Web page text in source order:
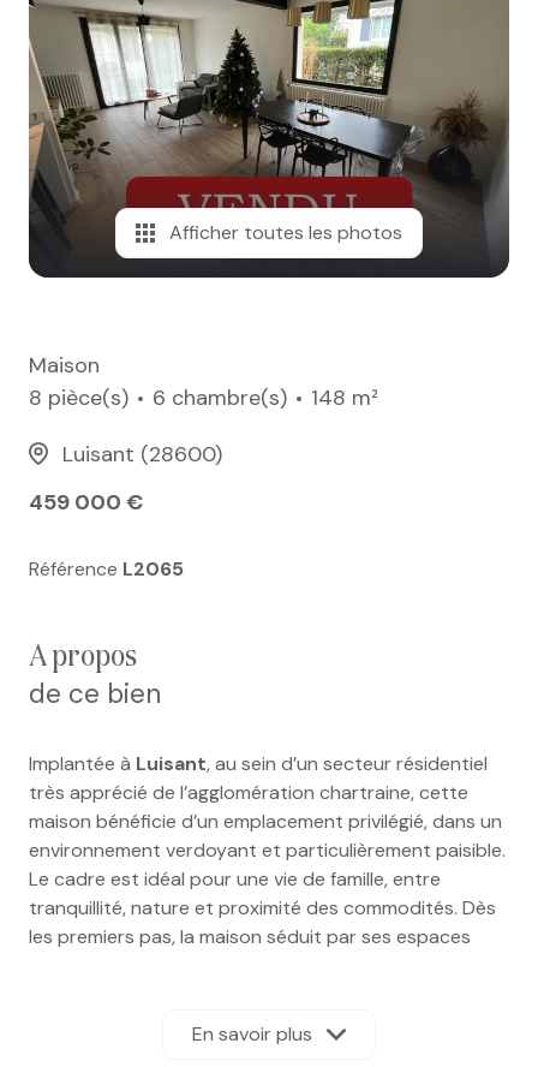
e-mail
notre
agence
nos
honoraires
contact
Afficher toutes les photos
Maison
8 pièce(s)
6 chambre(s)
148 m²
Luisant (28600)
459 000 €
Référence L2065
a propos
de ce bien
Implantée à Luisant, au sein d’un secteur résidentiel
très apprécié de l’agglomération chartraine, cette
maison bénéficie d’un emplacement privilégié, dans un
environnement verdoyant et particulièrement paisible.
Le cadre est idéal pour une vie de famille, entre
tranquillité, nature et proximité des commodités. Dès
les premiers pas, la maison séduit par ses espaces
de-chaussée s’articule autour d’un espace de vie
lumineux comprenant un séjour et une salle à manger,
En savoir plus